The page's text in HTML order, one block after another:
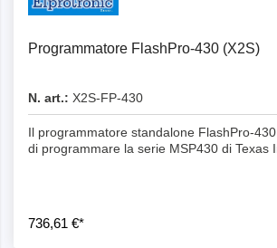
Programmatore FlashPro-430 (X2S)
N. art.: X2S-FP-430
Il programmatore standalone FlashPro-
di programmare la serie MSP430 di Texas
736,61 €*